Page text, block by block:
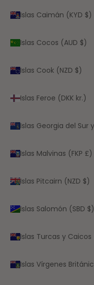
Islas Caimán (KYD $)
Islas Cocos (AUD $)
Islas Cook (NZD $)
Islas Feroe (DKK kr.)
Islas Georgia del Sur
Islas Malvinas (FKP £)
Islas Pitcairn (NZD $)
Islas Salomón (SBD $)
Islas Turcas y Caicos
Islas Vírgenes